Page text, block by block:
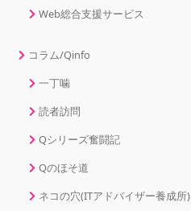
Web総合支援サービス
コラム/Qinfo
一丁噛
読者訪問
Qシリーズ奮闘記
Qのほそ道
ネコの穴(ITアドバイザー養成所)